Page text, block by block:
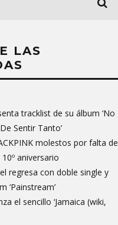
LAS
tracklist de su álbum ‘No
Sentir Tanto’
molestos por falta de
aniversario
regresa con doble single y
‘Painstream’
el sencillo ‘Jamaica (wiki,